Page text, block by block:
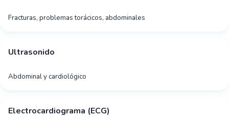
Fracturas, problemas torácicos, abdominales
Ultrasonido
Abdominal y cardiológico
Electrocardiograma (ECG)